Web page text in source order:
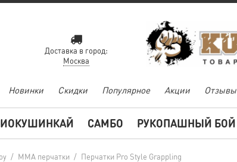
Доставка в город:
Москва
Новинки Скидки Популярное Акции Отзывы
САМБО РУКОПАШНЫЙ БОЙ
/ ММА перчатки / Перчатки Pro Style Grappling